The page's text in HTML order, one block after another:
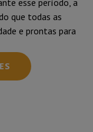
esse período, a
que todas as
e prontas para